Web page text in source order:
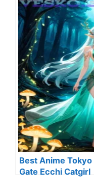
Best Anime
Gate Ecchi Catgirl